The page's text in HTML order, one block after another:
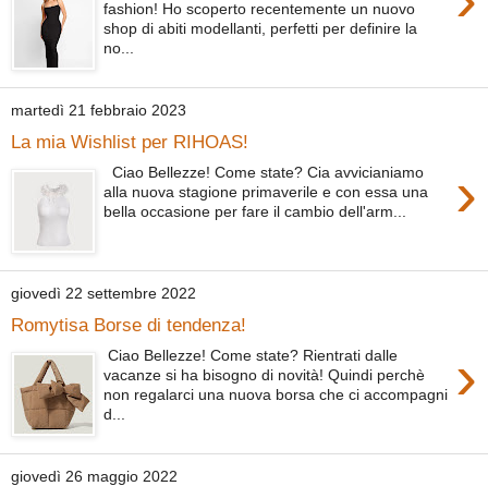
fashion! Ho scoperto recentemente un nuovo
shop di abiti modellanti, perfetti per definire la
no...
martedì 21 febbraio 2023
La mia Wishlist per RIHOAS!
›
Ciao Bellezze! Come state? Cia avvicianiamo
alla nuova stagione primaverile e con essa una
bella occasione per fare il cambio dell'arm...
giovedì 22 settembre 2022
Romytisa Borse di tendenza!
›
Ciao Bellezze! Come state? Rientrati dalle
vacanze si ha bisogno di novità! Quindi perchè
non regalarci una nuova borsa che ci accompagni
d...
giovedì 26 maggio 2022